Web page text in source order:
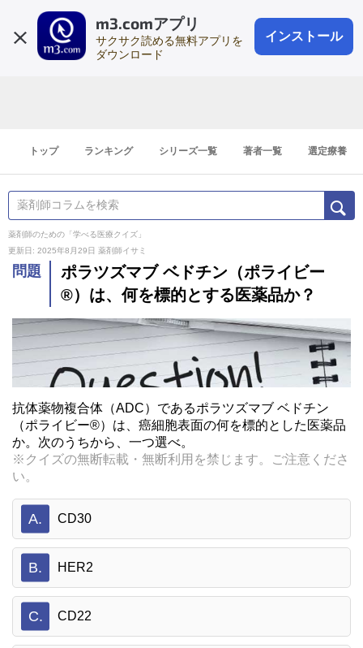
m3.comアプリ
サクサク読める無料アプリを
ダウンロード
インストール
会員登録
登録1分
トップ ランキング シリーズ一覧 著者一覧 選定療養
薬剤師のための「学べる医療クイズ」
更新日: 2025年8月29日 薬剤師イサミ
問題
ポラツズマブ ベドチン（ポライビー
®）は、何を標的とする医薬品か？
抗体薬物複合体（ADC）であるポラツズマブ ベドチン
（ポライビー®）は、癌細胞表面の何を標的とした医薬品
か。次のうちから、一つ選べ。
※クイズの無断転載・無断利用を禁じます。ご注意くださ
い。
A. CD30
B. HER2
C. CD22